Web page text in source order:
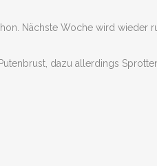
Nächste Woche wird wieder
dazu allerdings